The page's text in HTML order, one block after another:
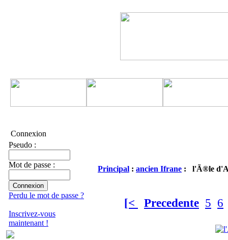
Connexion
Pseudo :
Mot de passe :
Perdu le mot de passe ?
Inscrivez-vous
maintenant !
Principal : ancien Ifrane : l'Ã®le
[< Precedente 5 6